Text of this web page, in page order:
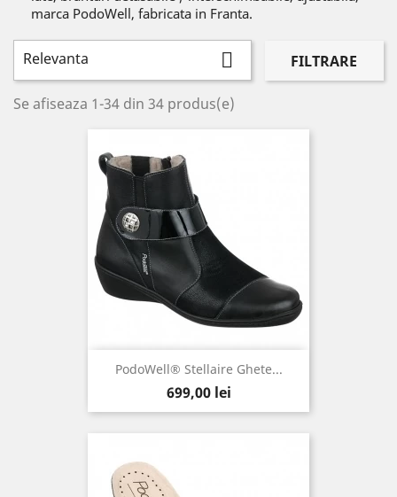
marca PodoWell, fabricata in Franta.
Relevanta  FILTRARE
Se afiseaza 1-34 din 34 produs(e)
PodoWell® Stellaire Ghete...
Pret
699,00 lei